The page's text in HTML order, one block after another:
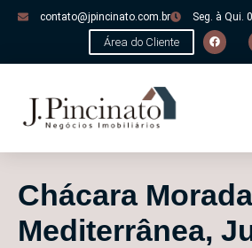
contato@jpincinato.com.br Seg. à Qui.
Área do Cliente
Chácara Morada
Mediterrânea,